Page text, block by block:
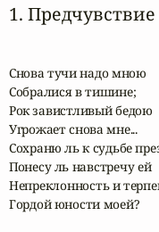
1.
Снова тучи надо мною
Собралися в тишине;
Рок завистливый бедою
Угрожает снова мне...
Сохраню ль к судьбе
Понесу ль навстречу ей
Непреклонность и
Гордой юности моей?